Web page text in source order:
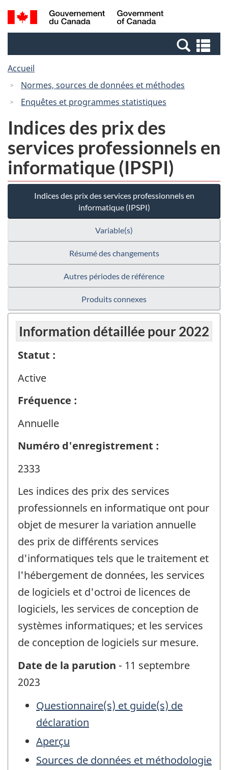
Passer
au
Passer
à
Canada
Recherche
et
et
Accueil
Normes, sources de données et méthodes
Enquêtes et programmes statistiques
Indices des prix des
services professionnels en
informatique (IPSPI)
Indices des prix des services professionnels en
informatique (IPSPI)
Variable(s)
Résumé des changements
Autres périodes de référence
Produits connexes
Information détaillée pour 2022
Statut :
Active
Fréquence :
Annuelle
Numéro d'enregistrement :
2333
Les indices des prix des services
professionnels en informatique ont pour
objet de mesurer la variation annuelle
des prix de différents services
d'informatiques tels que le traitement et
l'hébergement de données, les services
de logiciels et d'octroi de licences de
logiciels, les services de conception de
systèmes informatiques; et les services
de conception de logiciels sur mesure.
Date de la parution - 11 septembre
2023
Questionnaire(s) et guide(s) de
déclaration
Aperçu
Sources de données et méthodologie